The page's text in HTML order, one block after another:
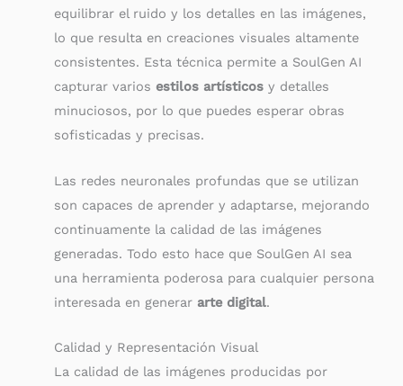
equilibrar el ruido y los detalles en las imágenes,
lo que resulta en creaciones visuales altamente
consistentes. Esta técnica permite a SoulGen AI
capturar varios estilos artísticos y detalles
minuciosos, por lo que puedes esperar obras
sofisticadas y precisas.
Las redes neuronales profundas que se utilizan
son capaces de aprender y adaptarse, mejorando
continuamente la calidad de las imágenes
generadas. Todo esto hace que SoulGen AI sea
una herramienta poderosa para cualquier persona
interesada en generar arte digital.
Calidad y Representación Visual
La calidad de las imágenes producidas por